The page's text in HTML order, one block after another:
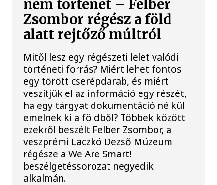
nem történet – Felber
Zsombor régész a föld
alatt rejtőző múltról
Mitől lesz egy régészeti lelet valódi
történeti forrás? Miért lehet fontos
egy törött cserépdarab, és miért
veszítjük el az információ egy részét,
ha egy tárgyat dokumentáció nélkül
emelnek ki a földből? Többek között
ezekről beszélt Felber Zsombor, a
veszprémi Laczkó Dezső Múzeum
régésze a We Are Smart!
beszélgetéssorozat negyedik
alkalmán.